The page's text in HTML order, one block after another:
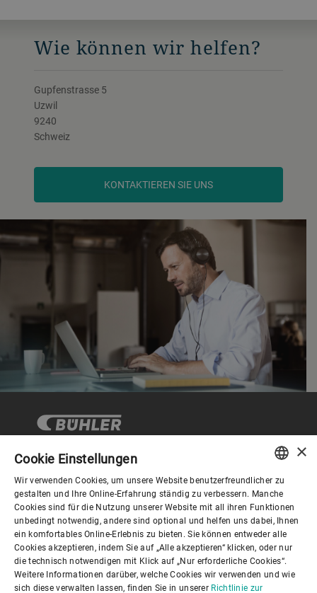
Wie können wir helfen?
Gupfenstrasse 5
Uzwil
9240
Schweiz
KONTAKTIEREN SIE UNS
Corporate Governance
Über Bühler
Nützliche Links
ENGLISH
SPANISH
GERMAN
FRENCH
PORTUGUESE
×
Cookie Einstellungen
Wir verwenden Cookies, um unsere Website benutzerfreundlicher zu
gestalten und Ihre Online-Erfahrung ständig zu verbessern. Manche
Cookies sind für die Nutzung unserer Website mit all ihren Funktionen
unbedingt notwendig, andere sind optional und helfen uns dabei, Ihnen
ein komfortables Online-Erlebnis zu bieten. Sie können entweder alle
Cookies akzeptieren, indem Sie auf „Alle akzeptieren“ klicken, oder nur
die technisch notwendigen mit Klick auf „Nur erforderliche Cookies“.
Weitere Informationen darüber, welche Cookies wir verwenden und wie
sich diese verwalten lassen, finden Sie in unserer Richtlinie zur